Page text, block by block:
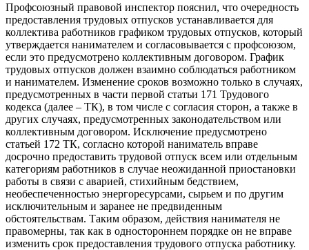
Профсоюзный правовой инспектор пояснил, что очередность
предоставления трудовых отпусков устанавливается для
коллектива работников графиком трудовых отпусков, который
утверждается нанимателем и согласовывается с профсоюзом,
если это предусмотрено коллективным договором. График
трудовых отпусков должен взаимно соблюдаться работником
и нанимателем. Изменение сроков возможно только в случаях,
предусмотренных в части первой статьи 171 Трудового
кодекса (далее – ТК), в том числе с согласия сторон, а также в
других случаях, предусмотренных законодательством или
коллективным договором. Исключение предусмотрено
статьей 172 ТК, согласно которой наниматель вправе
досрочно предоставить трудовой отпуск всем или отдельным
категориям работников в случае неожиданной приостановки
работы в связи с аварией, стихийным бедствием,
необеспеченностью энергоресурсами, сырьем и по другим
исключительным и заранее не предвиденным
обстоятельствам. Таким образом, действия нанимателя не
правомерны, так как в одностороннем порядке он не вправе
изменить срок предоставления трудового отпуска работнику.